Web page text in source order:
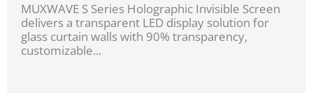
MUXWAVE S Series Holographic Invisible Screen
delivers a transparent LED display solution for
glass curtain walls with 90% transparency,
customizable...